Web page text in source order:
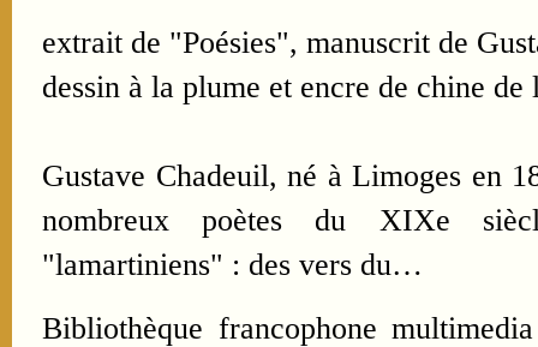
extrait de "Poésies", manuscrit de
dessin à la plume et encre de chine de
Gustave Chadeuil, né à Limoges en
nombreux poètes du XIXe
"lamartiniens" : des vers du…
Bibliothèque francophone